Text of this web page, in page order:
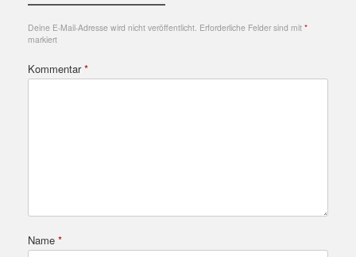
Deine E-Mail-Adresse wird nicht veröffentlicht. Erforderliche Felder sind mit *
markiert
Kommentar*
Name *